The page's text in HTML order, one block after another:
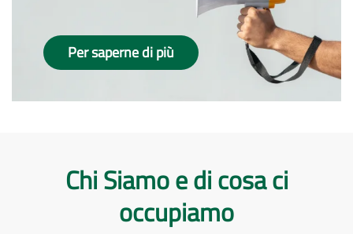
Per saperne di più
Chi Siamo e di cosa ci
occupiamo